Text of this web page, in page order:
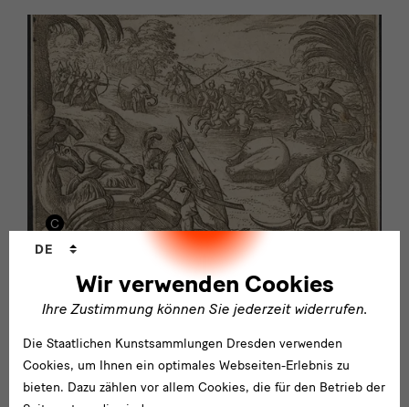
Was bedeutet eigentlich?
Was bedeutet eigentlich Elfenbeinhandel?
Wir verwenden Cookies
Ihre Zustimmung können Sie jederzeit widerrufen.
Sprachwechsler
DE
Die Staatlichen Kunstsammlungen Dresden verwenden
Cookies, um Ihnen ein optimales Webseiten-Erlebnis zu
bieten. Dazu zählen vor allem Cookies, die für den Betrieb der